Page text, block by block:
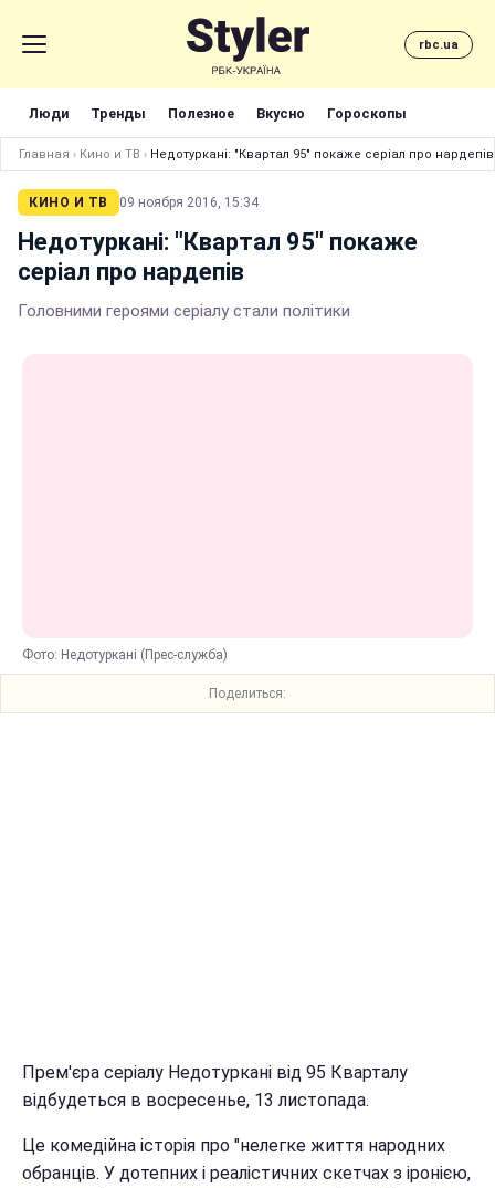
rbc.ua
Люди Тренды Полезное Вкусно Гороскопы
Главная › Кино и ТВ › Недотуркані: "Квартал 95" покаже серіал про нардепів
КИНО И ТВ 09 ноября 2016, 15:34
Недотуркані: "Квартал 95" покаже
серіал про нардепів
Головними героями серіалу стали політики
Фото: Недотуркані (Прес-служба)
Поделиться:
Прем'єра серіалу Недотуркані від 95 Кварталу
відбудеться в восресенье, 13 листопада.
Це комедійна історія про "нелегке життя народних
обранців. У дотепних і реалістичних скетчах з іронією,